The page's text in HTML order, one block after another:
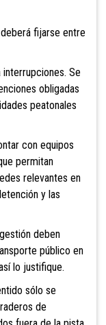
fijarse entre
Se
obligadas
peatonales
con equipos
permitan
relevantes en
y las
deben
público en
lo justifique.
sólo se
de